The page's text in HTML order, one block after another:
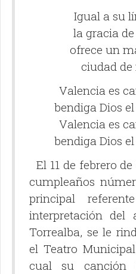
Igual a su
la gracia
ofrece un
ciudad de
Valencia es
bendiga Dios
Valencia es
bendiga Dios
El 11 de febrero
cumpleaños
principal
interpretación del
Torrealba, se le
el Teatro
cual su